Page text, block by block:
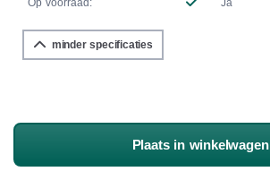
Op voorraad:
Ja
minder specificaties
Plaats in winkelwagen